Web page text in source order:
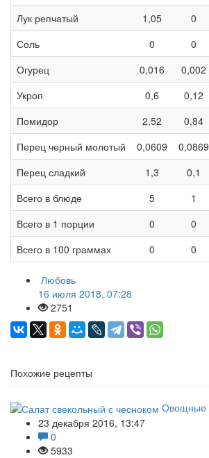
Лук репчатый
1,05 0
Соль
0 0
Огурец
0,016 0,002
Укроп
0,6 0,12
Помидор
2,52 0,84
Перец черный молотый
0,0609 0,0869
Перец сладкий
1,3 0,1
Всего в блюде
5 1
Всего в 1 порции
0 0
Всего в 100 граммах
0 0
Любовь
16 июля 2018, 07:28
2751
Похожие рецепты
Овощные
23 декабря 2016, 13:47
0
5933